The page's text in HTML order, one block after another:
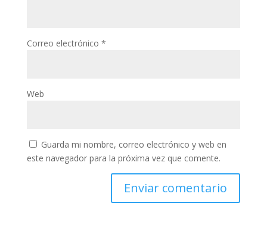
Correo electrónico *
Web
Guarda mi nombre, correo electrónico y web en
este navegador para la próxima vez que comente.